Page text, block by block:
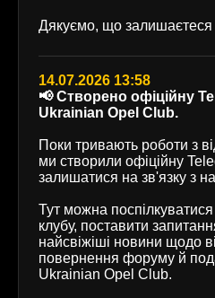
Дякуємо, що
14.07.2026 13:58
📢 Створено офіційну
Ukrainian Opel Club.
Поки тривають роботи з
ми створили офіційну
залишатися на зв'язку з
Тут можна
клубу, поставити
найсвіжіші новини щодо
повернення форуму й
Ukrainian Opel Club.